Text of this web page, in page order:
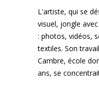
L'artiste, qui se
visuel, jongle
: photos, vidéos,
textiles. Son
Cambre, école
ans, se